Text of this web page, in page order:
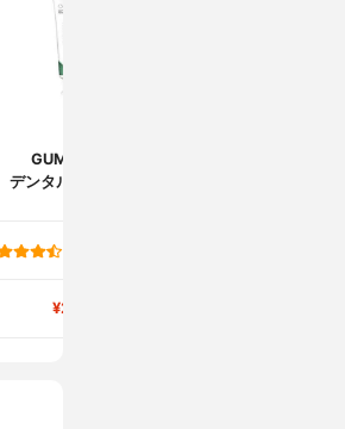
GUM(ガム)
デンタルペースト
¥275